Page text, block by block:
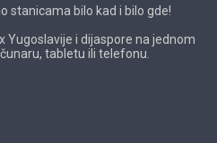
stanicama bilo kad i bilo gde!
Yugoslavije i dijaspore na jednom
tabletu ili telefonu.